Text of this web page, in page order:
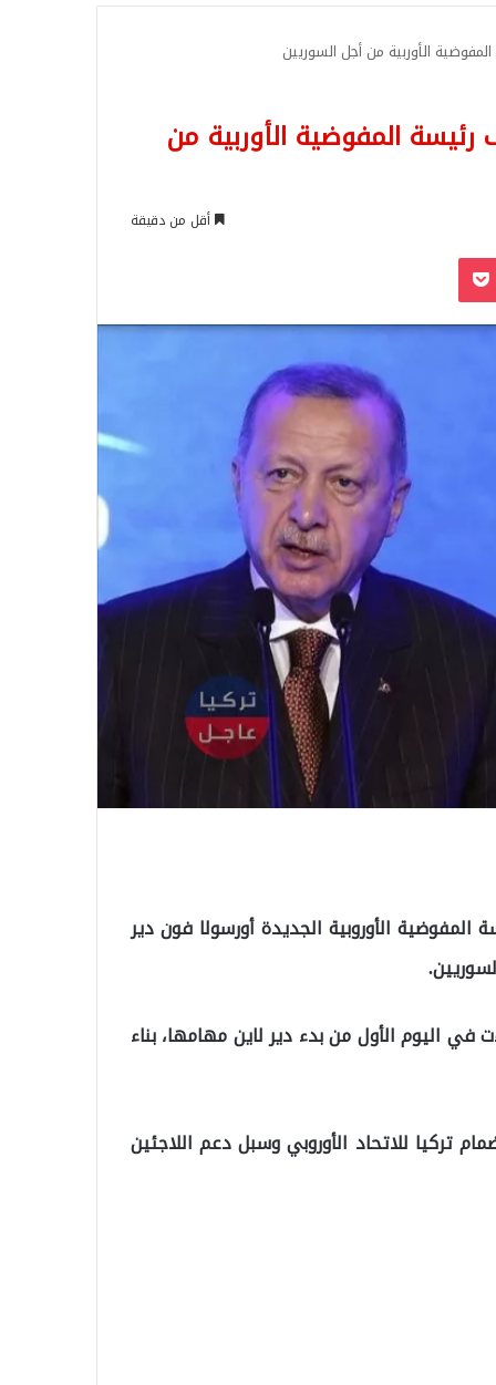
الأوربية من أجل السوريين
المفوضية الأوربية من
أقل من دقيقة
‫Pocket
الأوروبية الجديدة أورسولا فون دير
في اليوم الأول من بدء دير لاين مهامها، بناء
تركيا للاتحاد الأوروبي وسبل دعم اللاجئين